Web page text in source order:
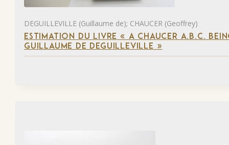
DEGUILLEVILLE (Guillaume de); CHAUCER (Geoffrey)
ESTIMATION DU LIVRE « A CHAUCER A.B.C.
GUILLAUME DE DEGUILLEVILLE »